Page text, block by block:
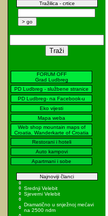
Tražilica - crtice
FORUM OFF
Grad Ludbreg
PD Ludbreg - službene stranice
PD Ludbreg- na Facebook-u
Eko vijesti
Mapa weba
Web shop mountain maps of
Croatia, Wanderkarte of Croatia
Restorani i hoteli
Auto kampovi
Apartmani i sobe
Najnoviji članci
Srednji Velebit
Sjeverni Velebit
Dramatično u snježnoj mećavi
na 2500 ndm